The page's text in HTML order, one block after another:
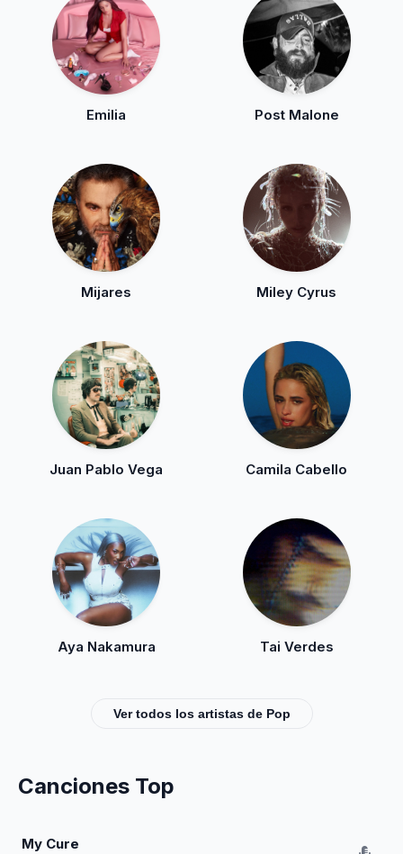
Emilia Post Malone
Mijares Miley Cyrus
Juan Pablo Vega Camila Cabello
Aya Nakamura Tai Verdes
Ver todos los artistas de Pop
Canciones Top
My Cure